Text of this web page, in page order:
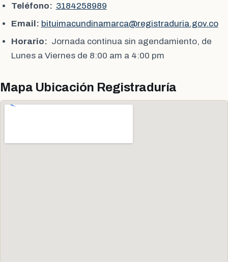
Teléfono: 3184258989
Email: bituimacundinamarca@registraduria.gov.co
Horario: Jornada continua sin agendamiento, de
Lunes a Viernes de 8:00 am a 4:00 pm
Mapa Ubicación Registraduría